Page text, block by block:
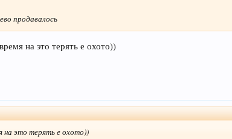
продавалось
на это терять е охото))
это терять е охото))